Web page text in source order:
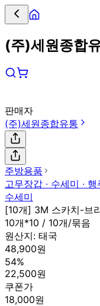
(주)세원종합
판매자
(주)세원종합유통
주방용품
고무장갑 ∙ 수세미 ∙ 행
수세미
[10개] 3M 스카치-브
10개*10 / 10개/묶음
원산지: 태국
48,900원
54%
22,500원
쿠폰가
18,000원